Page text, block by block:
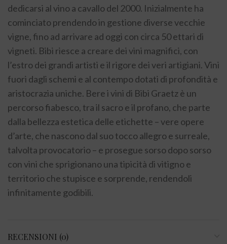
dedicarsi al vino a cavallo del 2000. Inizialmente ha
cominciato prendendo in gestione diverse vecchie
vigne, fino ad arrivare ad oggi con circa 50 ettari di
vigneti. Bibi riesce a creare dei vini magnifici, con
l’estro dei grandi artisti e il rigore dei veri artigiani. Vini
fuori dagli schemi e al contempo dotati di profondità e
aristocrazia uniche. Bere i vini di Bibi Graetz è un
percorso fiabesco, tra il sacro e il profano, che parte
dalla bellezza estetica delle etichette – vere opere
d’arte, che nascono dal suo tocco allegro e surreale,
talvolta provocatorio – e prosegue sorso dopo sorso
con vini che sprigionano una tipicità di vitigno e
territorio che stupisce e sorprende, rendendoli
infinitamente godibili.
RECENSIONI (0)